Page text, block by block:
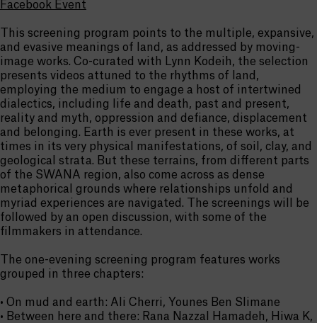
Facebook Event
This screening program points to the multiple, expansive,
and evasive meanings of land, as addressed by moving-
image works. Co-curated with Lynn Kodeih, the selection
presents videos attuned to the rhythms of land,
employing the medium to engage a host of intertwined
dialectics, including life and death, past and present,
reality and myth, oppression and defiance, displacement
and belonging. Earth is ever present in these works, at
times in its very physical manifestations, of soil, clay, and
geological strata. But these terrains, from different parts
of the SWANA region, also come across as dense
metaphorical grounds where relationships unfold and
myriad experiences are navigated. The screenings will be
followed by an open discussion, with some of the
filmmakers in attendance.
The one-evening screening program features works
grouped in three chapters:
• On mud and earth: Ali Cherri, Younes Ben Slimane
• Between here and there: Rana Nazzal Hamadeh, Hiwa K,